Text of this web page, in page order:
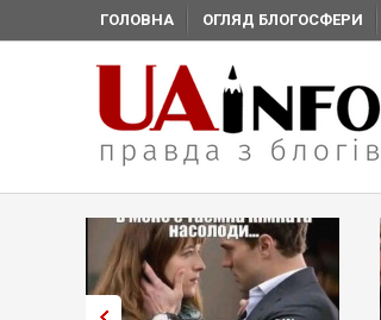
ГОЛОВНА ОГЛЯД БЛОГОСФЕРИ